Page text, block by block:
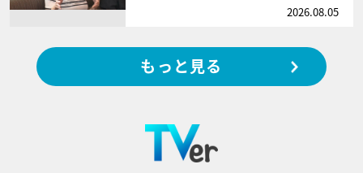
2026.08.05
もっと見る